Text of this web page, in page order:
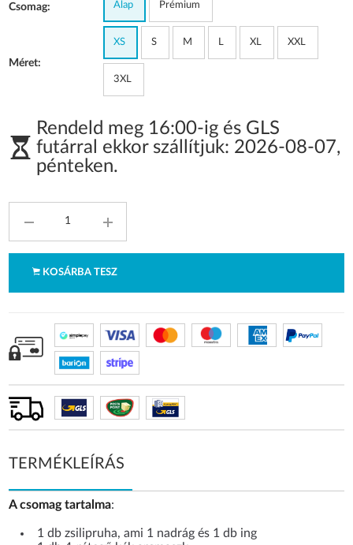
Csomag: Alap Prémium
Méret:
XS S M L XL XXL
3XL
Rendeld meg 16:00-ig és GLS
futárral ekkor szállítjuk: 2026-08-07,
pénteken.
KOSÁRBA TESZ
TERMÉKLEÍRÁS
A csomag tartalma:
1 db zsilipruha, ami 1 nadrág és 1 db ing